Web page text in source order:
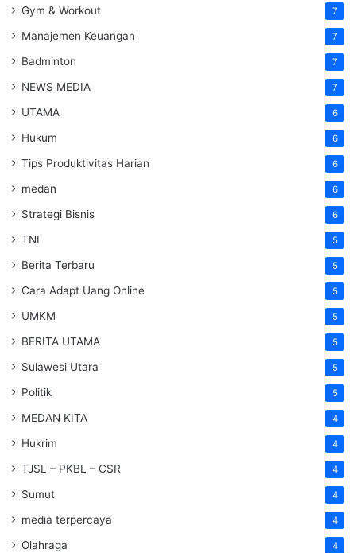
Gym & Workout 7
Manajemen Keuangan 7
Badminton 7
NEWS MEDIA 7
UTAMA 6
Hukum 6
Tips Produktivitas Harian 6
medan 6
Strategi Bisnis 6
TNI 5
Berita Terbaru 5
Cara Adapt Uang Online 5
UMKM 5
BERITA UTAMA 5
Sulawesi Utara 5
Politik 5
MEDAN KITA 4
Hukrim 4
TJSL – PKBL – CSR 4
Sumut 4
media terpercaya 4
Olahraga 4